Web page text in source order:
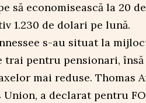
să economisească la 20
1.230 de dolari pe lună.
s-au situat la
pentru pensionari,
mai reduse. Thomas
a declarat pentru